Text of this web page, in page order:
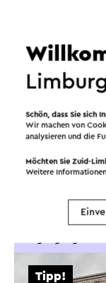
In dem
Tipp!
Schön, dass Sie sich
Wir machen von
analysieren und die
Möchten Sie Zuid-
Weitere